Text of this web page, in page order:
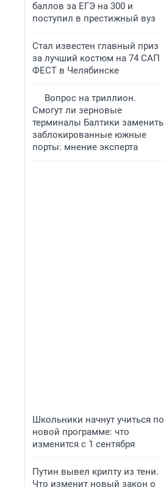
баллов за ЕГЭ на 300 и
поступил в престижный вуз
Стал известен главный приз
за лучший костюм на 74 САП
ФЕСТ в Челябинске
Вопрос на триллион.
Смогут ли зерновые
терминалы Балтики заменить
заблокированные южные
порты: мнение эксперта
Школьники начнут учиться по
новой программе: что
изменится с 1 сентября
Путин вывел крипту из тени.
Что изменит новый закон о